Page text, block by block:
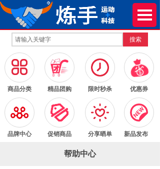
搜索
按钮文本
新品发布
优惠券
限时秒杀
分享晒单
按钮文本
按钮文本 按钮文本 按钮文本
按钮文本
品牌中心 促销商品
商品分类 精品团购
按钮文本 按钮文本
帮助中心